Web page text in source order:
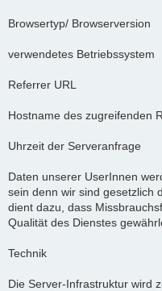
Browsertyp/ Browserversion
verwendetes Betriebssystem
Referrer URL
Hostname des zugreifenden
Uhrzeit der Serveranfrage
Daten unserer UserInnen
sein denn wir sind gesetzlich
dient dazu, dass
Qualität des Dienstes
Technik
Die Server-Infrastruktur wird